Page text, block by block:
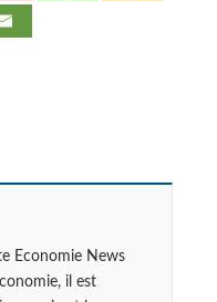
Economie News
il est